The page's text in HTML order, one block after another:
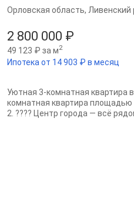
2 800 000 ₽
49 123 ₽ за м2
Ипотека от 14 903 ₽ в месяц
Орловская область, Ливенский
Уютная 3-комнатная квартира
комнатная квартира площадью
2. ???? Центр города — всё